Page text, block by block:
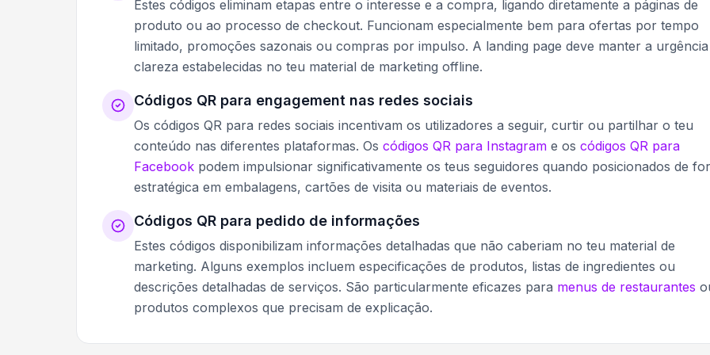
Estes códigos eliminam etapas entre o interesse e a compra, ligando diretamente a páginas de
produto ou ao processo de checkout. Funcionam especialmente bem para ofertas por tempo
limitado, promoções sazonais ou compras por impulso. A landing page deve manter a
clareza estabelecidas no teu material de marketing offline.
Códigos QR para engagement nas redes sociais
Os códigos QR para redes sociais incentivam os utilizadores a seguir, curtir ou partilhar o teu
conteúdo nas diferentes plataformas. Os códigos QR para Instagram e os códigos QR para
Facebook podem impulsionar significativamente os teus seguidores quando posicionados de
estratégica em embalagens, cartões de visita ou materiais de eventos.
Códigos QR para pedido de informações
Estes códigos disponibilizam informações detalhadas que não caberiam no teu material de
marketing. Alguns exemplos incluem especificações de produtos, listas de ingredientes ou
descrições detalhadas de serviços. São particularmente eficazes para menus de restaurantes
produtos complexos que precisam de explicação.